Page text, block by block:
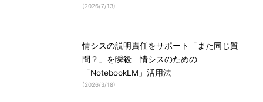
(2026/7/13)
情シスの説明責任をサポート「また同じ質
問？」を瞬殺 情シスのための
「NotebookLM」活用法
(2026/3/18)